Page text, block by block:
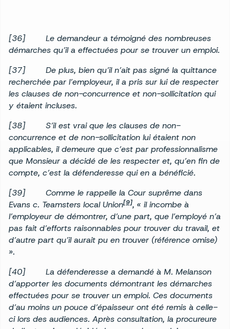
[36] Le demandeur a témoigné des nombreuses
démarches qu’il a effectuées pour se trouver un emploi.
[37] De plus, bien qu’il n’ait pas signé la quittance
recherchée par l’employeur, il a pris sur lui de respecter
les clauses de non-concurrence et non-sollicitation qui
y étaient incluses.
[38] S’il est vrai que les clauses de non-
concurrence et de non-sollicitation lui étaient non
applicables, il demeure que c’est par professionnalisme
que Monsieur a décidé de les respecter et, qu’en fin de
compte, c’est la défenderesse qui en a bénéficié.
[39] Comme le rappelle la Cour suprême dans
Evans c. Teamsters local Union[9], « il incombe à
l’employeur de démontrer, d’une part, que l’employé n’a
pas fait d’efforts raisonnables pour trouver du travail, et
d’autre part qu’il aurait pu en trouver (référence omise)
».
[40] La défenderesse a demandé à M. Melanson
d’apporter les documents démontrant les démarches
effectuées pour se trouver un emploi. Ces documents
d’au moins un pouce d’épaisseur ont été remis à celle-
ci lors des audiences. Après consultation, la procureure